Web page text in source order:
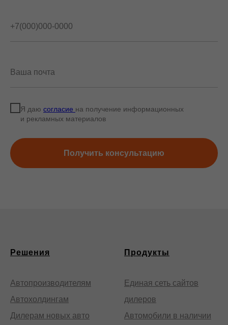
+7(000)000-0000
Ваша почта
Я даю согласие на получение информационных
и рекламных материалов
Получить консультацию
Решения
Автопроизводителям
Автохолдингам
Дилерам новых авто
Продукты
Единая сеть сайтов
дилеров
Автомобили в наличии